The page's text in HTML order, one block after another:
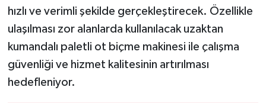
hızlı ve verimli şekilde gerçekleştirecek. Özellikle
ulaşılması zor alanlarda kullanılacak uzaktan
kumandalı paletli ot biçme makinesi ile çalışma
güvenliği ve hizmet kalitesinin artırılması
hedefleniyor.
Otomobil
POLİTİKA
Sağlık